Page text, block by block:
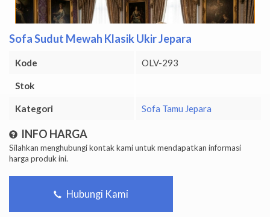
Sofa Sudut Mewah Klasik Ukir Jepara
Kode OLV-293
Stok
Kategori Sofa Tamu Jepara
INFO HARGA
Silahkan menghubungi kontak kami untuk mendapatkan informasi
harga produk ini.
Hubungi Kami